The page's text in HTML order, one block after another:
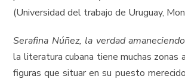
(Universidad del trabajo de Uruguay,
Serafina Núñez, la verdad amaneciendo
la literatura cubana tiene muchas zonas
figuras que situar en su puesto